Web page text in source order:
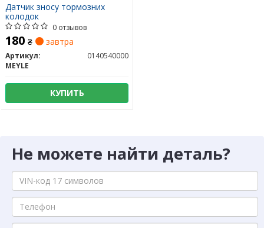
Датчик зносу тормозних
колодок
0 отзывов
180 ₴ завтра
Артикул:
0140540000
MEYLE
КУПИТЬ
Не можете найти деталь?